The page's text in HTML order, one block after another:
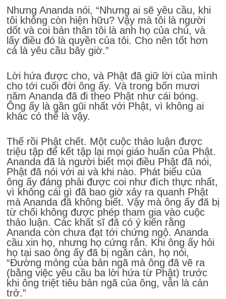
Nhưng Ananda nói, “Nhưng ai sẽ yêu cầu, khi
tôi không còn hiện hữu? Vậy mà tôi là người
dốt và coi bản thân tôi là anh họ của chú, và
lấy điều đó là quyền của tôi. Cho nên tốt hơn
cả là yêu cầu bây giờ.”
Lời hứa được cho, và Phật đã giữ lời của mình
cho tới cuối đời ông ấy. Và trong bốn mươi
năm Ananda đã đi theo Phật như cái bóng.
Ông ấy là gần gũi nhất với Phật, vì không ai
khác có thể là vậy.
Thế rồi Phật chết. Một cuộc thảo luận được
triệu tập để kết tập lại mọi giáo huấn của Phật.
Ananda đã là người biết mọi điều Phật đã nói,
Phật đã nói với ai và khi nào. Phát biểu của
ông ấy đáng phải được coi như đích thực nhất,
vì không cái gì đã bao giờ xảy ra quanh Phật
mà Ananda đã không biết. Vậy mà ông ấy đã bị
từ chối không được phép tham gia vào cuộc
thảo luận. Các khất sĩ đã có ý kiến rằng
Ananda còn chưa đạt tới chứng ngộ. Ananda
cầu xin họ, nhưng họ cứng rắn. Khi ông ấy hỏi
họ tại sao ông ấy đã bị ngăn cản, họ nói,
“Đường mỏng của bản ngã mà ông đã vẽ ra
(bằng việc yêu cầu ba lời hứa từ Phật) trước
khi ông triệt tiêu bản ngã của ông, vẫn là cản
trở.”